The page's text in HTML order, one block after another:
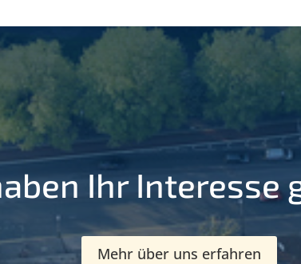
Ihr Interesse
Mehr über uns erfahren